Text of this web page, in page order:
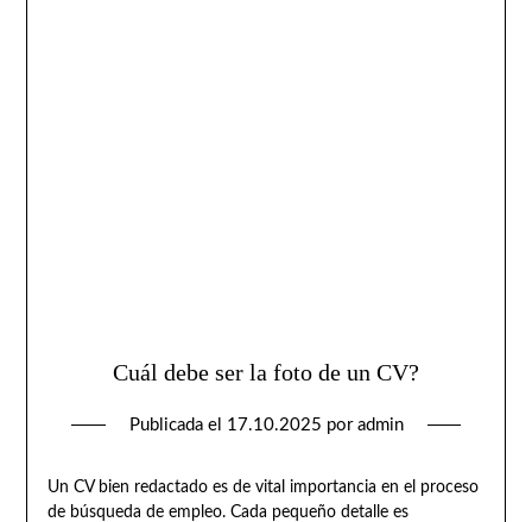
Cuál debe ser la foto de un CV?
Publicada el 17.10.2025 por admin
Un CV bien redactado es de vital importancia en el proceso
de búsqueda de empleo. Cada pequeño detalle es